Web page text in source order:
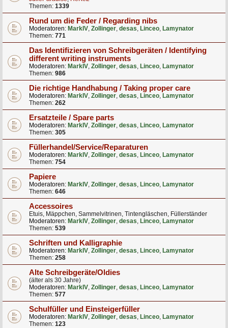
Themen: 1339
Rund um die Feder / Regarding nibs
Moderatoren: MarkIV, Zollinger, desas, Linceo, Lamynator
Themen: 771
Das Identifizieren von Schreibgeräten / Identifying
different writing instruments
Moderatoren: MarkIV, Zollinger, desas, Linceo, Lamynator
Themen: 986
Die richtige Handhabung / Taking proper care
Moderatoren: MarkIV, Zollinger, desas, Linceo, Lamynator
Themen: 262
Ersatzteile / Spare parts
Moderatoren: MarkIV, Zollinger, desas, Linceo, Lamynator
Themen: 305
Füllerhandel/Service/Reparaturen
Moderatoren: MarkIV, Zollinger, desas, Linceo, Lamynator
Themen: 754
Papiere
Moderatoren: MarkIV, Zollinger, desas, Linceo, Lamynator
Themen: 646
Accessoires
Etuis, Mäppchen, Sammelvitrinen, Tintengläschen, Füllerständer
Moderatoren: MarkIV, Zollinger, desas, Linceo, Lamynator
Themen: 539
Schriften und Kalligraphie
Moderatoren: MarkIV, Zollinger, desas, Linceo, Lamynator
Themen: 258
Alte Schreibgeräte/Oldies
(älter als 30 Jahre)
Moderatoren: MarkIV, Zollinger, desas, Linceo, Lamynator
Themen: 577
Schulfüller und Einsteigerfüller
Moderatoren: MarkIV, Zollinger, desas, Linceo, Lamynator
Themen: 123